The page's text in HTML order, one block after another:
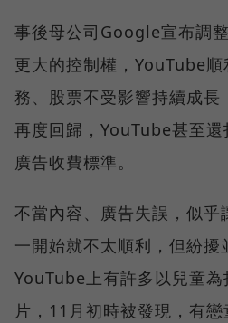
事後母公司Google宣布調
更大的控制權，YouTube
務、股票不受影響持續成長
再度回歸，YouTube甚至
廣告收費標準。
不當內容、廣告失誤，似
一開始就不太順利，但紛擾
YouTube上有許多以兒童
片，11月初時被發現，有